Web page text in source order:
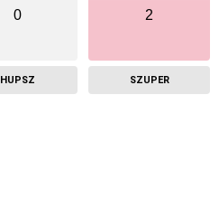
0
HUPSZ
2
SZUPER